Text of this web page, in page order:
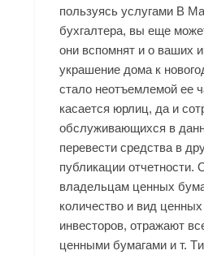
пользуясь услугами В
бухгалтера, вы еще
они вспомнят и о ваших
украшение дома к
стало неотъемлемой ее
касается юрлиц, да и
обслуживающихся в
перевести средства в
публикации отчетности.
владельцам ценных
количество и вид
инвесторов, отражают
ценными бумагами и т.